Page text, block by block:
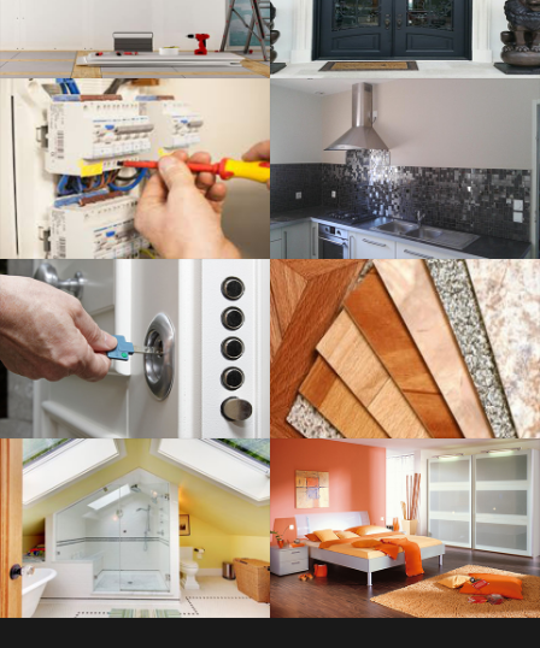
ELECTRICITÉ
SAVOIR PLUS
SERRURERIE
SAVOIR PLUS
PLOMBERIE
SAVOIR PLUS